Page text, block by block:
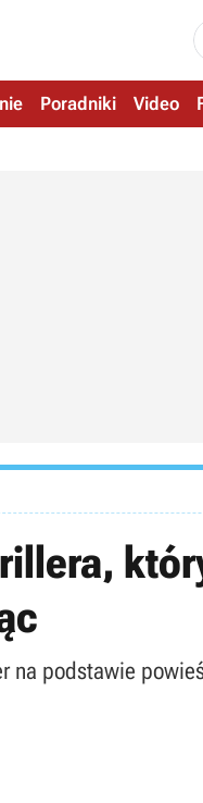
Poradniki Video
podstawie